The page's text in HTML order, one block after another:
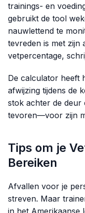
trainings- en
gebruikt de tool
nauwlettend te
tevreden is met zijn
vetpercentage,
De calculator heeft
afwijzing tijdens de
stok achter de
tevoren—voor zijn
Tips om je
Bereiken
Afvallen voor je
streven. Maar
in het Amerikaanse